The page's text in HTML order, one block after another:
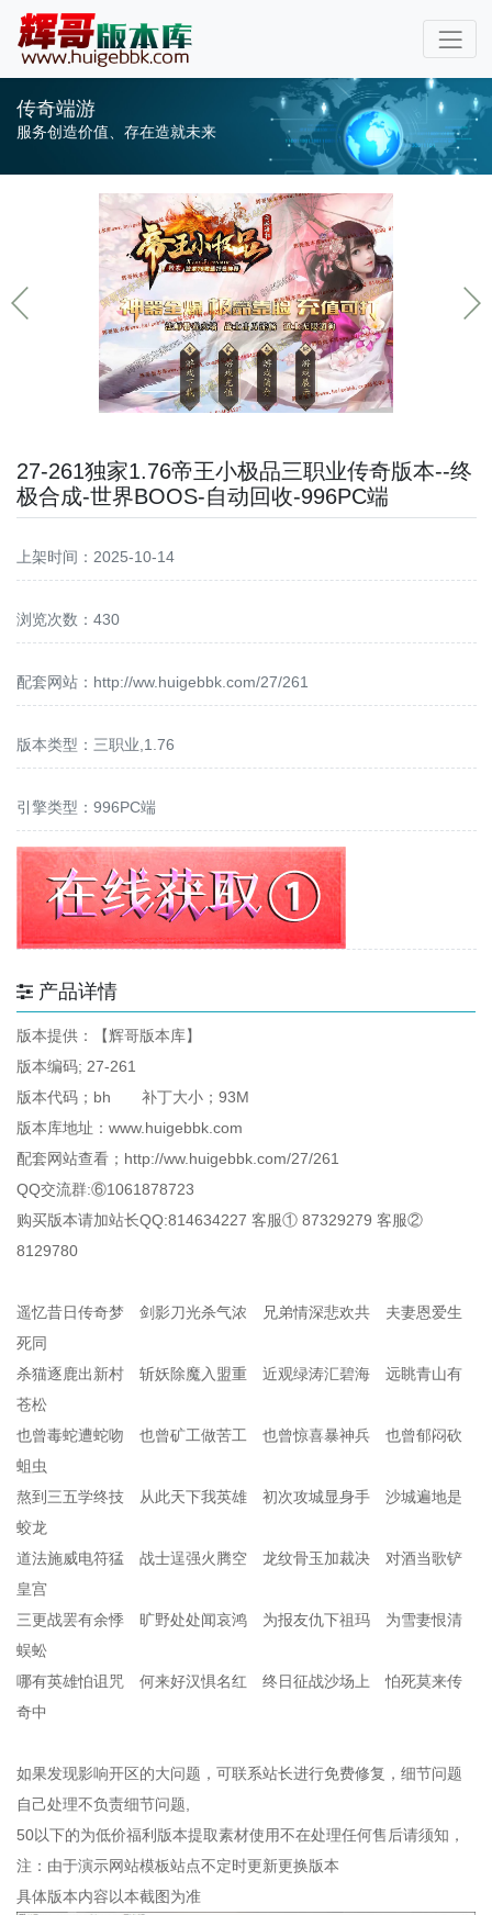
传奇端游
服务创造价值、存在造就未来
27-261独家1.76帝王小极品三职业传奇版本--终
极合成-世界BOOS-自动回收-996PC端
上架时间：2025-10-14
浏览次数：430
配套网站： http://ww.huigebbk.com/27/261
版本类型：三职业,1.76
引擎类型：996PC端
产品详情
版本提供：【辉哥版本库】
版本编码; 27-261
版本代码；bh 补丁大小；93M
版本库地址：www.huigebbk.com
配套网站查看；http://ww.huigebbk.com/27/261
QQ交流群:⑥1061878723
购买版本请加站长QQ:814634227 客服① 87329279 客服②
8129780
遥忆昔日传奇梦 剑影刀光杀气浓 兄弟情深悲欢共 夫妻恩爱生
死同
杀猫逐鹿出新村 斩妖除魔入盟重 近观绿涛汇碧海 远眺青山有
苍松
也曾毒蛇遭蛇吻 也曾矿工做苦工 也曾惊喜暴神兵 也曾郁闷砍
蛆虫
熬到三五学终技 从此天下我英雄 初次攻城显身手 沙城遍地是
蛟龙
道法施威电符猛 战士逞强火腾空 龙纹骨玉加裁决 对酒当歌铲
皇宫
三更战罢有余悸 旷野处处闻哀鸿 为报友仇下祖玛 为雪妻恨清
蜈蚣
哪有英雄怕诅咒 何来好汉惧名红 终日征战沙场上 怕死莫来传
奇中
如果发现影响开区的大问题，可联系站长进行免费修复，细节问题
自己处理不负责细节问题,
50以下的为低价福利版本提取素材使用不在处理任何售后请须知，
注：由于演示网站模板站点不定时更新更换版本
具体版本内容以本截图为准